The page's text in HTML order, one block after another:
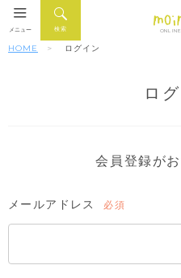
検索
メニュー
HOME ログイン
ロ
会員登録が
メールアドレス
須)